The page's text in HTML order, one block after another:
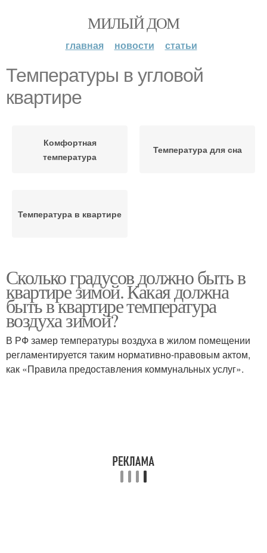
МИЛЫЙ ДОМ
главная новости статьи
Температуры в угловой
квартире
Комфортная
температура
Температура для сна
Температура в квартире
Сколько градусов должно быть в
квартире зимой. Какая должна
быть в квартире температура
воздуха зимой?
В РФ замер температуры воздуха в жилом помещении
регламентируется таким нормативно-правовым актом,
как «Правила предоставления коммунальных услуг».